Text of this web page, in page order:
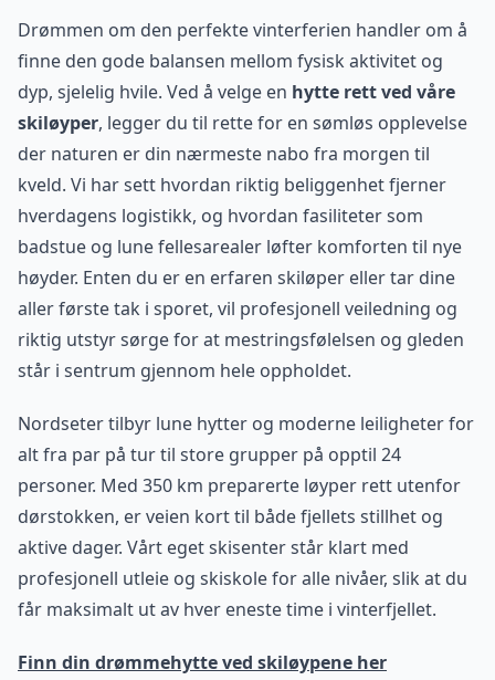
Drømmen om den perfekte vinterferien handler om å
finne den gode balansen mellom fysisk aktivitet og
dyp, sjelelig hvile. Ved å velge en hytte rett ved våre
skiløyper, legger du til rette for en sømløs opplevelse
der naturen er din nærmeste nabo fra morgen til
kveld. Vi har sett hvordan riktig beliggenhet fjerner
hverdagens logistikk, og hvordan fasiliteter som
badstue og lune fellesarealer løfter komforten til nye
høyder. Enten du er en erfaren skiløper eller tar dine
aller første tak i sporet, vil profesjonell veiledning og
riktig utstyr sørge for at mestringsfølelsen og gleden
står i sentrum gjennom hele oppholdet.
Nordseter tilbyr lune hytter og moderne leiligheter for
alt fra par på tur til store grupper på opptil 24
personer. Med 350 km preparerte løyper rett utenfor
dørstokken, er veien kort til både fjellets stillhet og
aktive dager. Vårt eget skisenter står klart med
profesjonell utleie og skiskole for alle nivåer, slik at du
får maksimalt ut av hver eneste time i vinterfjellet.
Finn din drømmehytte ved skiløypene her